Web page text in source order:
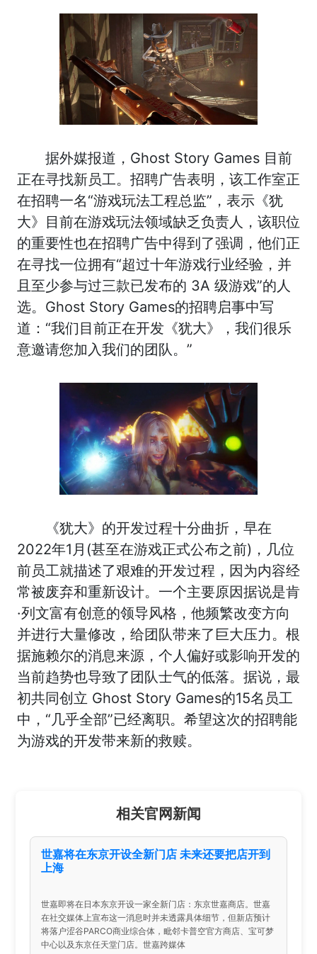
据外媒报道，Ghost Story Games 目前
正在寻找新员工。招聘广告表明，该工作室正
在招聘一名“游戏玩法工程总监”，表示《犹
大》目前在游戏玩法领域缺乏负责人，该职位
的重要性也在招聘广告中得到了强调，他们正
在寻找一位拥有“超过十年游戏行业经验，并
且至少参与过三款已发布的 3A 级游戏”的人
选。Ghost Story Games的招聘启事中写
道：“我们目前正在开发《犹大》，我们很乐
意邀请您加入我们的团队。”
《犹大》的开发过程十分曲折，早在
2022年1月(甚至在游戏正式公布之前)，几位
前员工就描述了艰难的开发过程，因为内容经
常被废弃和重新设计。一个主要原因据说是肯
·列文富有创意的领导风格，他频繁改变方向
并进行大量修改，给团队带来了巨大压力。根
据施赖尔的消息来源，个人偏好或影响开发的
当前趋势也导致了团队士气的低落。据说，最
初共同创立 Ghost Story Games的15名员工
中，“几乎全部”已经离职。希望这次的招聘能
为游戏的开发带来新的救赎。
相关官网新闻
世嘉将在东京开设全新门店 未来还要把店开到
上海
世嘉即将在日本东京开设一家全新门店：东京世嘉商店。世嘉
在社交媒体上宣布这一消息时并未透露具体细节，但新店预计
将落户涩谷PARCO商业综合体，毗邻卡普空官方商店、宝可梦
中心以及东京任天堂门店。世嘉跨媒体